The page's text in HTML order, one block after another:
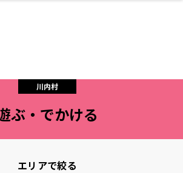
スイーツ
泊まる
ネイルサロン
雑貨
お金のこと
新築体験談
川内村
ぶ・でかける
エリアで絞る